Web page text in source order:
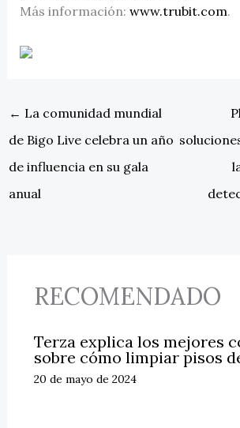
Más información: www.trubit.com.
← La comunidad mundial
de Bigo Live celebra un año
de influencia en su gala
anual
RECOMENDADO
Terza explica los mejores
sobre cómo limpiar pisos
20 de mayo de 2024